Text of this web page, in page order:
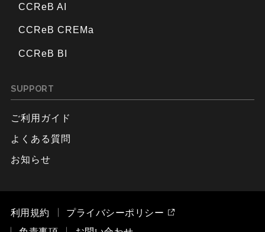
CCReB AI
CCReB CREMa
CCReB BI
SUPPORT
ご利用ガイド
よくある質問
お知らせ
利用規約
プライバシーポリシー